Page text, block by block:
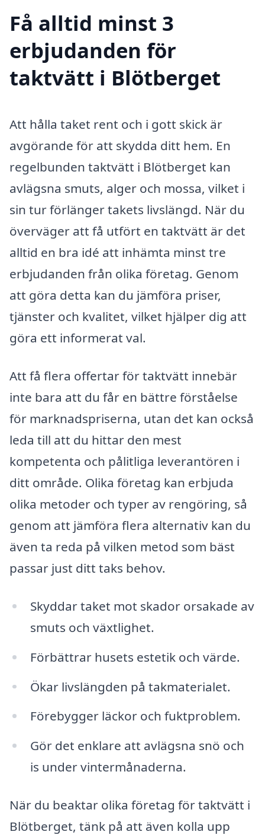
Få alltid minst 3
erbjudanden för
taktvätt i Blötberget
Att hålla taket rent och i gott skick är
avgörande för att skydda ditt hem. En
regelbunden taktvätt i Blötberget kan
avlägsna smuts, alger och mossa, vilket i
sin tur förlänger takets livslängd. När du
överväger att få utfört en taktvätt är det
alltid en bra idé att inhämta minst tre
erbjudanden från olika företag. Genom
att göra detta kan du jämföra priser,
tjänster och kvalitet, vilket hjälper dig att
göra ett informerat val.
Att få flera offertar för taktvätt innebär
inte bara att du får en bättre förståelse
för marknadspriserna, utan det kan också
leda till att du hittar den mest
kompetenta och pålitliga leverantören i
ditt område. Olika företag kan erbjuda
olika metoder och typer av rengöring, så
genom att jämföra flera alternativ kan du
även ta reda på vilken metod som bäst
passar just ditt taks behov.
Skyddar taket mot skador orsakade av
smuts och växtlighet.
Förbättrar husets estetik och värde.
Ökar livslängden på takmaterialet.
Förebygger läckor och fuktproblem.
Gör det enklare att avlägsna snö och
is under vintermånaderna.
När du beaktar olika företag för taktvätt i
Blötberget, tänk på att även kolla upp